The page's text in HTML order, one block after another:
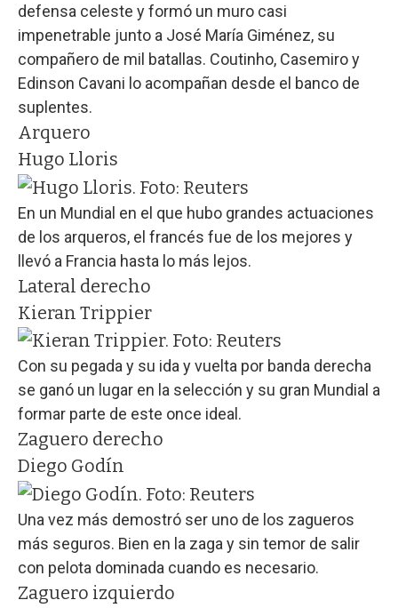
defensa celeste y formó un muro casi
impenetrable junto a José María Giménez, su
compañero de mil batallas. Coutinho, Casemiro y
Edinson Cavani lo acompañan desde el banco de
suplentes.
Arquero
Hugo Lloris
En un Mundial en el que hubo grandes actuaciones
de los arqueros, el francés fue de los mejores y
llevó a Francia hasta lo más lejos.
Lateral derecho
Kieran Trippier
Con su pegada y su ida y vuelta por banda derecha
se ganó un lugar en la selección y su gran Mundial a
formar parte de este once ideal.
Zaguero derecho
Diego Godín
Una vez más demostró ser uno de los zagueros
más seguros. Bien en la zaga y sin temor de salir
con pelota dominada cuando es necesario.
Zaguero izquierdo